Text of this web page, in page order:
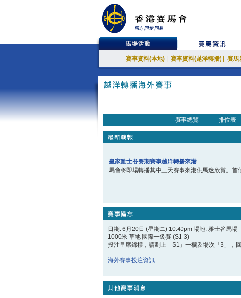
賽事資料(本地) 賽事資料(越洋轉播) 賽馬
賽事總覽 排位表
皇家雅士谷賽期賽事越洋轉播來港
馬會將即場轉播其中三天賽事來港供馬迷欣賞。首
日期: 6月20日 (星期二) 10:40pm 場地: 雅士谷馬場
1000米 草地 國際一級賽 (S1-3)
投注皇席錦標，請劃上「S1」一欄及場次「3」，
海外賽事投注資訊